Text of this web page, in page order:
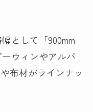
として「900mm
ウィンやアルバ
布材がラインナッ